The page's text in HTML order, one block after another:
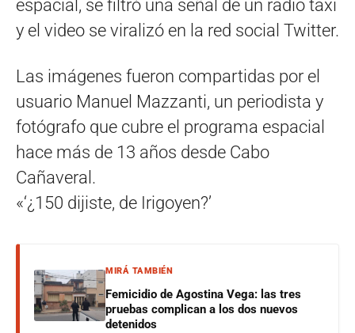
espacial, se filtró una señal de un radio taxi
y el video se viralizó en la red social Twitter.
Las imágenes fueron compartidas por el
usuario Manuel Mazzanti, un periodista y
fotógrafo que cubre el programa espacial
hace más de 13 años desde Cabo
Cañaveral.
«‘¿150 dijiste, de Irigoyen?’
MIRÁ TAMBIÉN
Femicidio de Agostina Vega: las tres
pruebas complican a los dos nuevos
detenidos